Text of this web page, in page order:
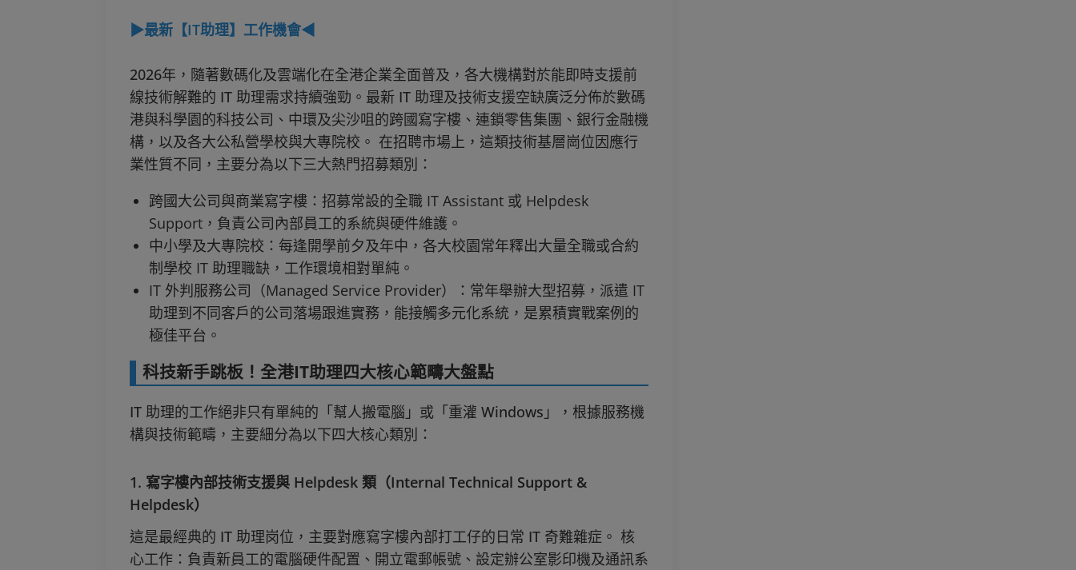
▶最新【IT助理】工作機會◀
2026年，隨著數碼化及雲端化在全港企業全面普及，各大機構對於能即時支援前
線技術解難的 IT 助理需求持續強勁。最新 IT 助理及技術支援空缺廣泛分佈於數碼
港與科學園的科技公司、中環及尖沙咀的跨國寫字樓、連鎖零售集團、銀行金融機
構，以及各大公私營學校與大專院校。 在招聘市場上，這類技術基層崗位因應行
業性質不同，主要分為以下三大熱門招募類別：
跨國大公司與商業寫字樓：招募常設的全職 IT Assistant 或 Helpdesk
Support，負責公司內部員工的系統與硬件維護。
中小學及大專院校：每逢開學前夕及年中，各大校園常年釋出大量全職或合約
制學校 IT 助理職缺，工作環境相對單純。
IT 外判服務公司（Managed Service Provider）：常年舉辦大型招募，派遣 IT
助理到不同客戶的公司落場跟進實務，能接觸多元化系統，是累積實戰案例的
極佳平台。
科技新手跳板！全港IT助理四大核心範疇大盤點
IT 助理的工作絕非只有單純的「幫人搬電腦」或「重灌 Windows」，根據服務機
構與技術範疇，主要細分為以下四大核心類別：
1. 寫字樓內部技術支援與 Helpdesk 類（Internal Technical Support &
Helpdesk）
這是最經典的 IT 助理岗位，主要對應寫字樓內部打工仔的日常 IT 奇難雜症。 核
心工作：負責新員工的電腦硬件配置、開立電郵帳號、設定辦公室影印機及通訊系